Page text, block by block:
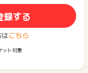
録する
こちら
ット対象